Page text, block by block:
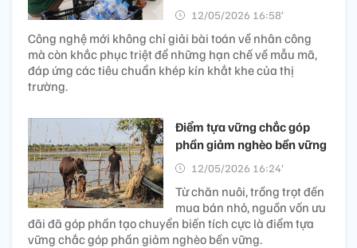
12/05/2026 16:58’
Công nghệ mới không chỉ giải bài toán về nhân công
mà còn khắc phục triệt để những hạn chế về mẫu mã,
đáp ứng các tiêu chuẩn khép kín khắt khe của thị
trường.
Điểm tựa vững chắc góp
phần giảm nghèo bền vững
12/05/2026 16:24’
Từ chăn nuôi, trồng trọt đến
mua bán nhỏ, nguồn vốn ưu
đãi đã góp phần tạo chuyển biến tích cực là điểm tựa
vững chắc góp phần giảm nghèo bền vững.